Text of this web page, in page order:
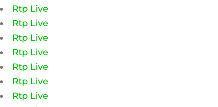
Rtp Live
Rtp Live
Rtp Live
Rtp Live
Rtp Live
Rtp Live
Rtp Live